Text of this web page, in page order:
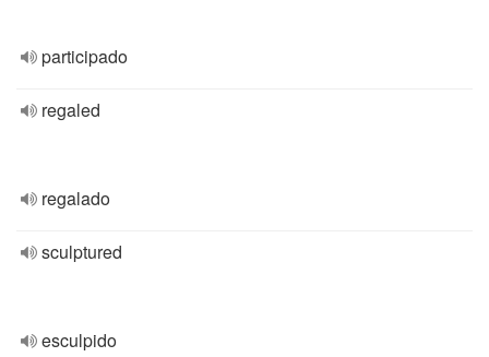
participado
regaled
regalado
sculptured
esculpido